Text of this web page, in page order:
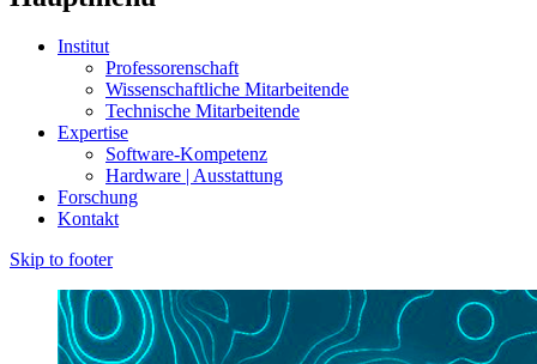
Institut
Professorenschaft
Wissenschaftliche Mitarbeitende
Technische Mitarbeitende
Expertise
Software-Kompetenz
Hardware | Ausstattung
Forschung
Kontakt
Skip to footer